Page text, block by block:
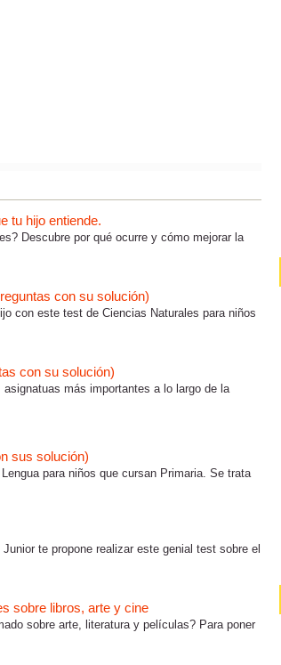
tu hijo entiende.
Descubre por qué ocurre y cómo mejorar la
con su solución)
con este test de Ciencias Naturales para niños
con su solución)
más importantes a lo largo de la
sus solución)
para niños que cursan Primaria. Se trata
te propone realizar este genial test sobre el
sobre libros, arte y cine
sobre arte, literatura y películas? Para poner